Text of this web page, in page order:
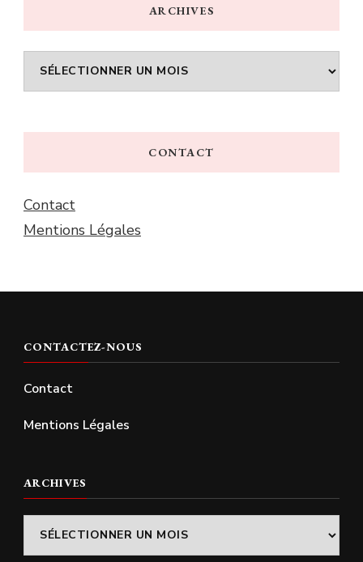
ARCHIVES
Archives
CONTACT
Contact
Mentions Légales
CONTACTEZ-NOUS
Contact
Mentions Légales
ARCHIVES
Archives